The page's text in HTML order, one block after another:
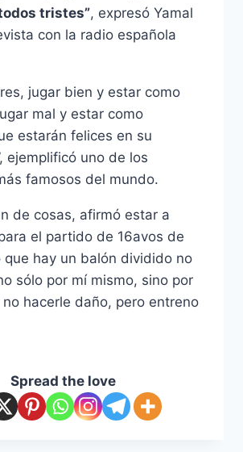
tristes”, expresó Yamal
con la radio española
jugar bien y estar como
mal y estar como
estarán felices en su
ejemplificó uno de los
famosos del mundo.
de cosas, afirmó estar a
el partido de 16avos de
que hay un balón dividido no
sólo por mí mismo, sino por
hacerle daño, pero entreno
Spread the love